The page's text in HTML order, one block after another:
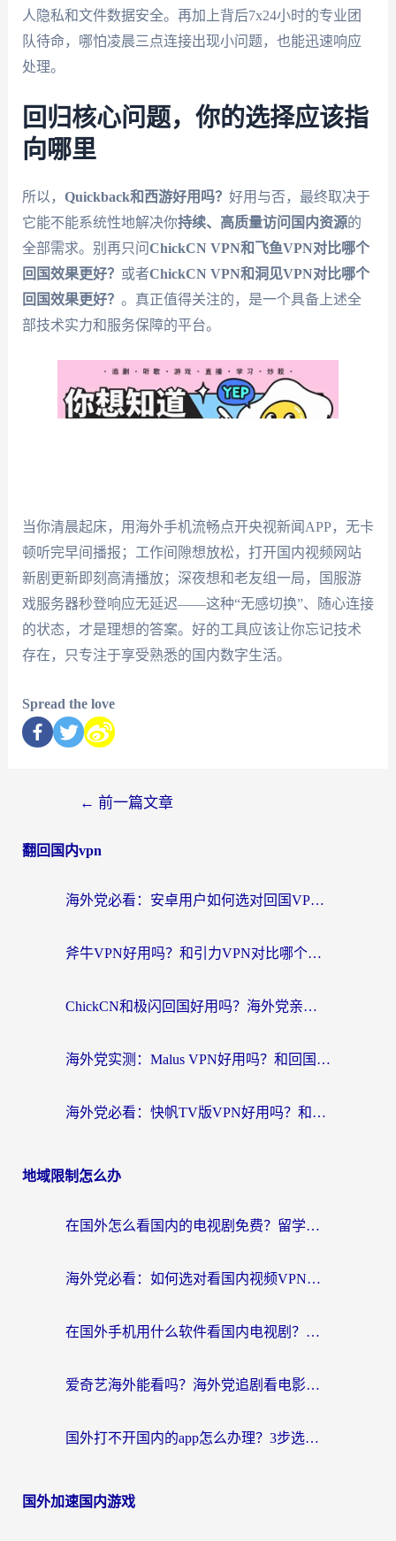
人隐私和文件数据安全。再加上背后7x24小时的专业团
队待命，哪怕凌晨三点连接出现小问题，也能迅速响应
处理。
回归核心问题，你的选择应该指
向哪里
所以， Quickback和西游好用吗？ 好用与否，最终取决于
它能不能系统性地解决你持续、高质量访问国内资源的
全部需求。别再只问 ChickCN VPN和飞鱼VPN对比哪个
回国效果更好？ 或者ChickCN VPN和洞见VPN对比哪个
回国效果更好？ 。真正值得关注的，是一个具备上述全
部技术实力和服务保障的平台。
当你清晨起床，用海外手机流畅点开央视新闻APP，无卡
顿听完早间播报；工作间隙想放松，打开国内视频网站
新剧更新即刻高清播放；深夜想和老友组一局，国服游
戏服务器秒登响应无延迟——这种“无感切换”、随心连接
的状态，才是理想的答案。好的工具应该让你忘记技术
存在，只专注于享受熟悉的国内数字生活。
Spread the love
← 前一篇文章
翻回国内vpn
海外党必看：安卓用户如何选对回国VPN？从踩坑到无缝访问的全攻略
斧牛VPN好用吗？和引力VPN对比哪个回国效果更好？海外党亲测3款加速器+避坑指南
ChickCN和极闪回国好用吗？海外党亲测3款加速器，教你选对不踩坑
海外党实测：Malus VPN好用吗？和回国VPN对比哪个回国效果更好？附真实体验与加速器推荐
海外党必看：快帆TV版VPN好用吗？和豌豆IP VPN对比哪个回国效果更好？附真实体验与选择指南
地域限制怎么办
在国外怎么看国内的电视剧免费？留学生亲测有效的回国加速器选择指南
海外党必看：如何选对看国内视频VPN，轻松解决12123登录难题？
在国外手机用什么软件看国内电视剧？海外党亲测的实用指南
爱奇艺海外能看吗？海外党追剧看电影的终极回国加速器指南
国外打不开国内的app怎么办理？3步选对加速器，刷剧办业务都不愁
国外加速国内游戏